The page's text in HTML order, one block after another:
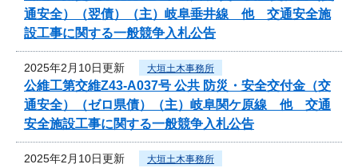
通安全）（翌債）（主）岐阜垂井線 他 交通安全施
設工事に関する一般競争入札公告
2025年2月10日更新 大垣土木事務所
公維工第交維Z43-A037号 公共 防災・安全交付金（交
通安全）（ゼロ県債）（主）岐阜関ケ原線 他 交通
安全施設工事に関する一般競争入札公告
2025年2月10日更新 大垣土木事務所